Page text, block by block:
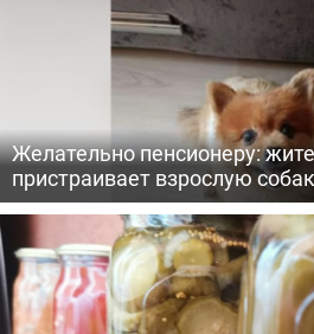
Желательно пенсионеру:
пристраивает взрослую